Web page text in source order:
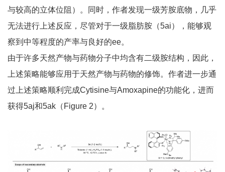
与较高的立体位阻）。同时，作者发现一级芳胺底物，几乎
无法进行上述反应，尽管对于一级脂肪胺（5ai），能够观
察到中等程度的产率与良好的ee。
由于许多天然产物与药物分子中均含有二级胺结构，因此，
上述策略能够应用于天然产物与药物的修饰。作者进一步通
过上述策略顺利完成Cytisine与Amoxapine的功能化，进而
获得5aj和5ak（Figure 2）。